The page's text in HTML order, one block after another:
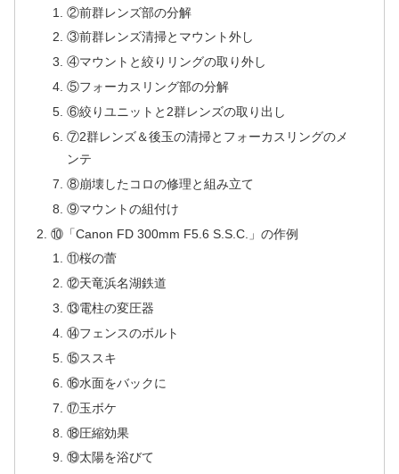
②前群レンズ部の分解
③前群レンズ清掃とマウント外し
④マウントと絞りリングの取り外し
⑤フォーカスリング部の分解
⑥絞りユニットと2群レンズの取り出し
⑦2群レンズ＆後玉の清掃とフォーカスリングのメ
ンテ
⑧崩壊したコロの修理と組み立て
⑨マウントの組付け
⑩「Canon FD 300mm F5.6 S.S.C.」の作例
⑪桜の蕾
⑫天竜浜名湖鉄道
⑬電柱の変圧器
⑭フェンスのボルト
⑮ススキ
⑯水面をバックに
⑰玉ボケ
⑱圧縮効果
⑲太陽を浴びて